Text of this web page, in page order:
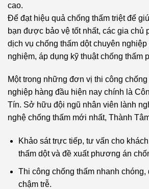
cao.
Để đạt hiệu quả chống thấm triệt để
bạn được bảo vệ tốt nhất, các gia chủ
dịch vụ chống thấm dột chuyên
nghiệm, áp dụng kỹ thuật chống thấm
Một trong những đơn vị thi công
nghiệp hàng đầu hiện nay chính là
Tín. Sở hữu đội ngũ nhân viên lành
nghệ chống thấm mới nhất, Thành
Khảo sát trực tiếp, tư vấn cho
thấm dột và đề xuất phương án
Thi công chống thấm nhanh chóng,
chậm trễ.